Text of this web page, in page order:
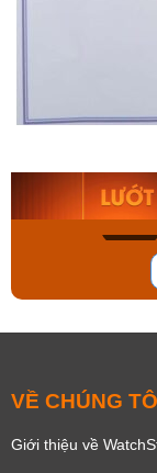
Orient
Mua
VỀ CHÚNG
Giới thiệu về